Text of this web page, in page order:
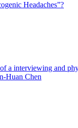
Headaches”?
a interviewing and
Huan Chen